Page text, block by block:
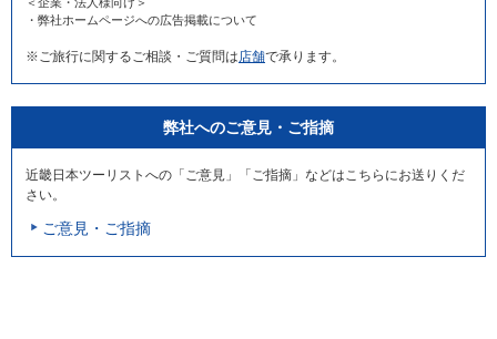
・弊社ホームページへの広告掲載について
※ご旅行に関するご相談・ご質問は 店舗で承ります。
弊社へのご意見・ご指摘
近畿日本ツーリストへの「ご意見」「ご指摘」などはこちらにお送りくだ
さい。
ご意見・ご指摘